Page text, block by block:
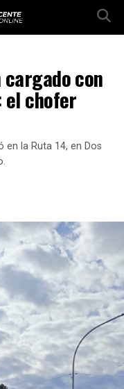
cargado con
el chofer
la Ruta 14, en Dos